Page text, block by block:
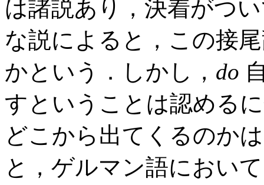
は諸説あり，決着がつ
な説によると，この接
かという．しかし， do
すということは認める
どこから出てくるのか
と，ゲルマン語におい